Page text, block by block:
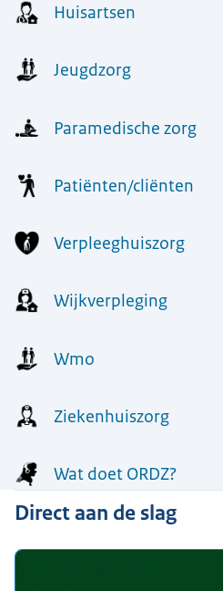
Huisartsen
Jeugdzorg
Paramedische zorg
Patiënten/cliënten
Verpleeghuiszorg
Wijkverpleging
Wmo
Ziekenhuiszorg
Wat doet ORDZ?
Direct aan de slag